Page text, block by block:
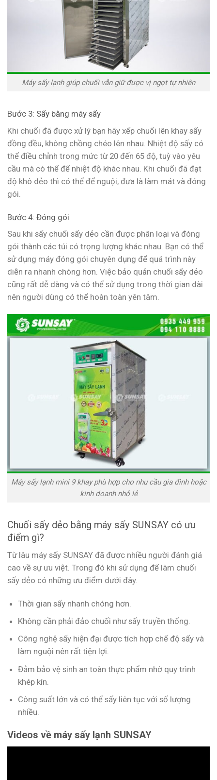
Máy sấy lạnh giúp chuối vẫn giữ được vị ngọt tự nhiên
Bước 3: Sấy bằng máy sấy
Khi chuối đã được xử lý bạn hãy xếp chuối lên khay sấy
đồng đều, không chồng chéo lên nhau. Nhiệt độ sấy có
thể điều chỉnh trong mức từ 20 đến 65 độ, tuỳ vào yêu
cầu mà có thể để nhiệt độ khác nhau. Khi chuối đã đạt
độ khô dẻo thì có thể để nguội, đưa là làm mát và đóng
gói.
Bước 4: Đóng gói
Sau khi sấy chuối sấy dẻo cần được phân loại và đóng
gói thành các túi có trọng lượng khác nhau. Bạn có thể
sử dụng máy đóng gói chuyên dụng để quá trình này
diễn ra nhanh chóng hơn. Việc bảo quản chuối sấy dẻo
cũng rất dễ dàng và có thể sử dụng trong thời gian dài
nên người dùng có thể hoàn toàn yên tâm.
Máy sấy lạnh mini 9 khay phù hợp cho nhu cầu gia đình hoặc
kinh doanh nhỏ lẻ
Chuối sấy dẻo bằng máy sấy SUNSAY có ưu
điểm gì?
Từ lâu máy sấy SUNSAY đã được nhiều người đánh giá
cao về sự ưu việt. Trong đó khi sử dụng để làm chuối
sấy dẻo có những ưu điểm dưới đây.
Thời gian sấy nhanh chóng hơn.
Không cần phải đảo chuối như sấy truyền thống.
Công nghệ sấy hiện đại được tích hợp chế độ sấy và
làm nguội nên rất tiện lợi.
Đảm bảo vệ sinh an toàn thực phẩm nhờ quy trình
khép kín.
Công suất lớn và có thể sấy liên tục với số lượng
nhiều.
Videos về máy sấy lạnh SUNSAY